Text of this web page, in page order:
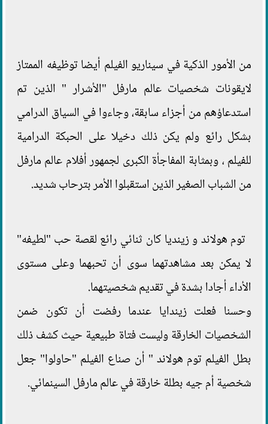
من الأمور الذكية في سيناريو الفيلم أيضا توظيفه الممتاز
لايقونات شخصيات عالم مارفل "الأشرار " الذين تم
استدعاؤهم من أجزاء سابقة، وجاءوا في السياق الدرامي
بشكل رائع ولم يكن ذلك دخيلا على الحبكة الدرامية
للفيلم ، وبمثابة المفاجأة الكبرى لجمهور أفلام عالم مارفل
من الشباب الصغير الذين استقبلوا الأمر بترحاب شديد.
توم هولاند و زينديا كان ثنائي رائع لقصة حب "لطيفه"
لا يمكن بعد مشاهدتهما سوى أن تحبهما وعلى مستوى
الأداء أجادا بشدة في تقديم شخصيتهما.
وحسنا فعلت زيندايا عندما رفضت أن تكون ضمن
الشخصيات الخارقة وليست فتاة طبيعية حيث كشف ذلك
بطل الفيلم توم هولاند " أن صناع الفيلم "حاولوا" جعل
شخصية أم جيه بطلة خارقة في عالم مارفل السينمائي.